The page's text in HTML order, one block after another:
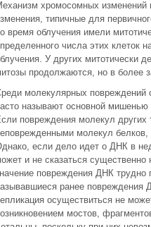
хромосомных
типичные для
время облучения имели
числа этих клеток
У других митотически
продолжаются, но в более
молекулярных повреждений
называют основной мишенью
повреждения молекул других
молекул
если дело идет о ДНК в
и не сказаться
повреждения ДНК трудно
ранее
осуществиться не
мостов,